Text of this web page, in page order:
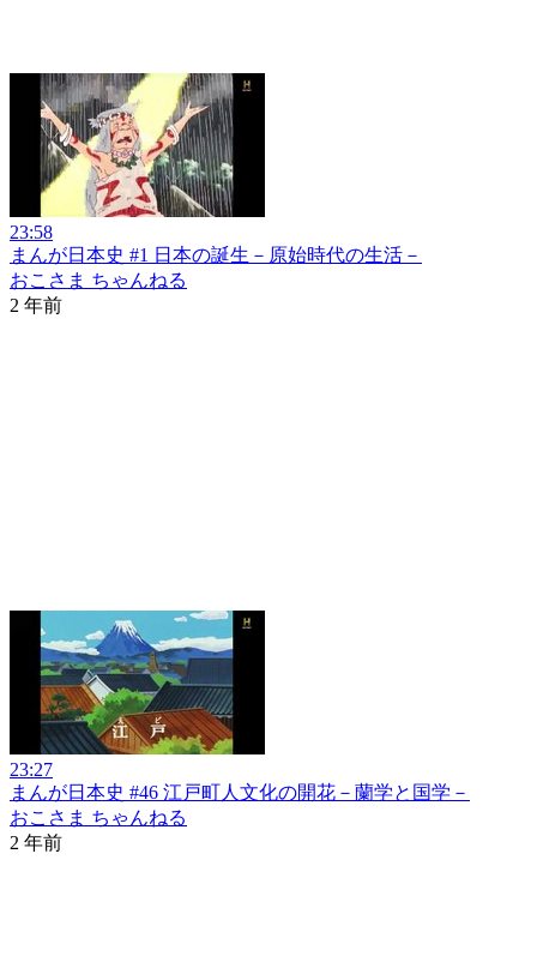
23:58
まんが日本史 #1 日本の誕生－原始時代の生活－
おこさま ちゃんねる
2 年前
23:27
まんが日本史 #46 江戸町人文化の開花－蘭学と国学－
おこさま ちゃんねる
2 年前